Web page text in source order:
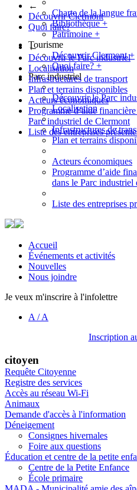
←
Découvrir Clermont
Quoi faire?
←
Découvrir le Parc industriel
Localisation
Infrastructures de transport
Plan et terrains disponibles
Acteurs économiques
Programme d’aide
Parc industriel de Clermont
Liste des entreprises
Charte de la langue
Bibliothèque+
Patrimoine +
Tourisme
Découvrir Clermont+
Quoi faire? +
Parc industriel
Découvrir le Parc
Localisation
Infrastructures de
Plan et terrains
Acteurs économiques
Programme d’aide
dans le Parc industriel
Liste des entreprises
Accueil
Événements et activités
Nouvelles
Nous joindre
Je veux m'inscrire à l'infolettre
A /A
Inscription
citoyen
Requête Citoyenne
Registre des services
Accès au réseau Wi-Fi
Animaux
Demande d'accès à l'information
Déneigement
Consignes hivernales
Foire aux questions
Éducation et centre de la petite
Centre de la Petite Enfance
École primaire